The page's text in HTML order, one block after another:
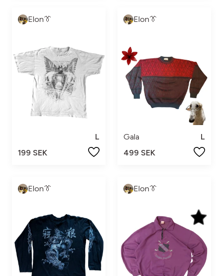
Elon👔
L
199 SEK
Elon👔
Gala
L
499 SEK
Elon👔 Elon👔